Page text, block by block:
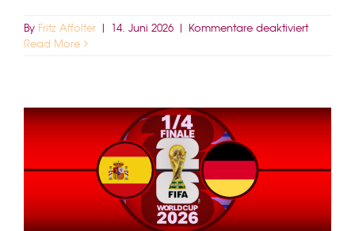
By Fritz Affolter | 14. Juni 2026 | Kommentare deaktiviertfür
FUSSBALL
Bronze
Final
Samstag
Read More